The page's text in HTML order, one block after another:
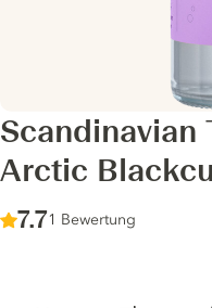
Scandinavian
Arctic
Score :
7.7/ 10
1 Bewertung